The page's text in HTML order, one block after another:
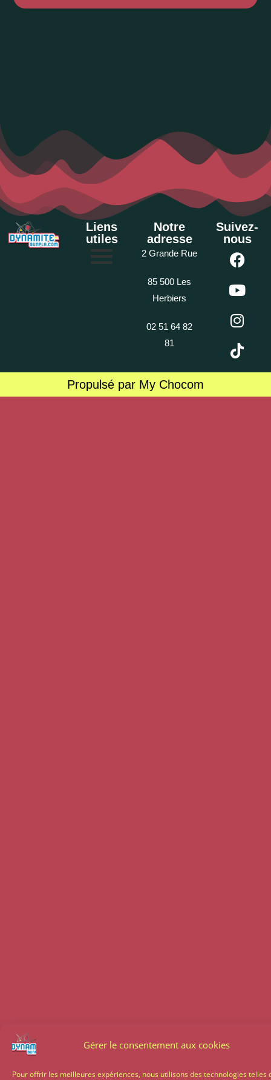
Gérer le consentement aux cookies
Pour offrir les meilleures expériences, nous utilisons des technologies telles
Liens
utiles
Notre
adresse
2 Grande Rue
85 500 Les
Herbiers
02 51 64 82
81
Suivez-
nous
Propulsé par My Chocom